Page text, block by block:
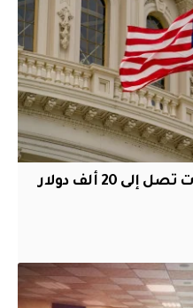
أميركا تقر سندات تأشيرات تصل إلى 20 ألف دولار